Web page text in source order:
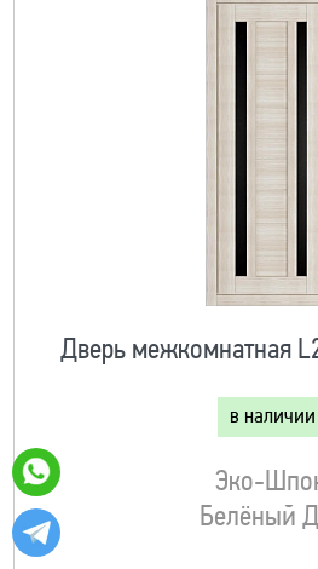
Дверь межкомнатная
в наличии
Эко-
Белёный